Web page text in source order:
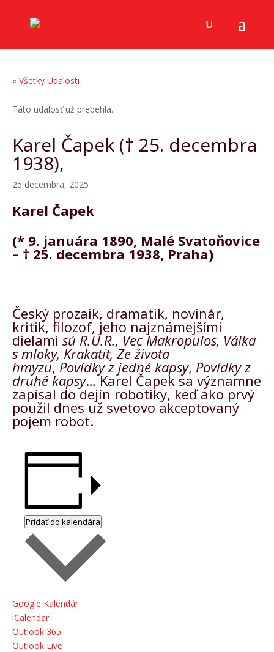
« Všetky Udalosti
Táto udalosť už prebehla.
Karel Čapek († 25. decembra
1938),
25 decembra, 2025
Karel Čapek
(* 9. januára 1890, Malé Svatoňovice
– † 25. decembra 1938, Praha)
Český prozaik, dramatik, novinár,
kritik, filozof, jeho najznámejšími
dielami sú R.U.R., Vec Makropulos, Válka
s mloky, Krakatit, Ze života
hmyzu,Povídky z jedné kapsy, Povídky z
druhé kapsy… Karel Čapek sa významne
zapísal do dejín robotiky, keď ako prvý
použil dnes už svetovo akceptovaný
pojem robot.
Pridať do kalendára
Google Kalendár
iCalendar
Outlook 365
Outlook Live